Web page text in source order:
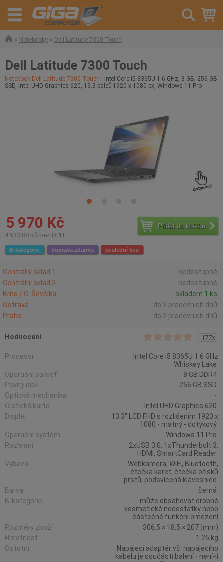
» Notebooky » Dell Latitude 7300 Touch
Dell Latitude 7300 Touch
Notebook Dell Latitude 7300 Touch - Intel Core i5 8365U 1.6 GHz, 8 GB, 256 GB
SSD, Intel UHD Graphics 620, 13.3 palců 1920 x 1080 px, Windows 11 Pro
5 970 Kč
4 933,88 Kč bez DPH
Přidat do košíku
B-kategorie doprava zdarma poslední kus
Centrální sklad 1
nedostupné
Centrální sklad 2
nedostupné
Brno / O. Ševčíka
skladem 1 ks
Ostrava
do 2 pracovních dnů
Praha
do 2 pracovních dnů
Hodnocení 177x
Procesor
Intel Core i5 8365U 1.6 GHz
Whiskey Lake
Operační paměť
8 GB DDR4
Pevný disk
256 GB SSD
Optická mechanika
-
Grafická karta
Intel UHD Graphics 620
Displej
13.3" LCD FHD s rozlišením 1920 x
1080 - matný - dotykový
Operační systém
Windows 11 Pro
Rozhraní
2xUSB 3.0, 1xThunderbolt 3,
HDMI, SmartCard Reader
Výbava
Webkamera, WiFi, Bluetooth,
čtečka karet, čtečka otisků
prstů, podsvícená klávesnice
Barva
černá
B-kategorie
může obsahovat drobné
kosmetické nedostatky nebo
částečné funkční omezení
Rozměry zboží
306.5 × 18.5 × 207 (mm)
Hmotnost
1.25 kg
Ostatní
Napájecí adaptér vč. napájecího
kabelu je součástí balení - není-li